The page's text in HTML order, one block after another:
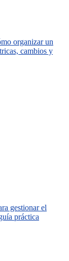
organizar un
cambios y
gestionar el
práctica